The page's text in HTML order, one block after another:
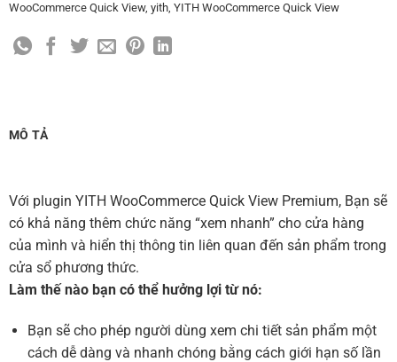
WooCommerce Quick View, yith, YITH WooCommerce Quick View
MÔ TẢ
Với plugin YITH WooCommerce Quick View Premium, Bạn sẽ
có khả năng thêm chức năng “xem nhanh” cho cửa hàng
của mình và hiển thị thông tin liên quan đến sản phẩm trong
cửa sổ phương thức.
Làm thế nào bạn có thể hưởng lợi từ nó:
Bạn sẽ cho phép người dùng xem chi tiết sản phẩm một
cách dễ dàng và nhanh chóng bằng cách giới hạn số lần